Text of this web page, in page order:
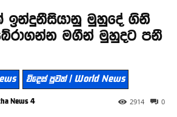
ඉන්දුනීසියානු මුහුදේ ගිනි
මගීන් මුහුදට පනී
විදෙස් පුවත් | World News
News 4 0
2914